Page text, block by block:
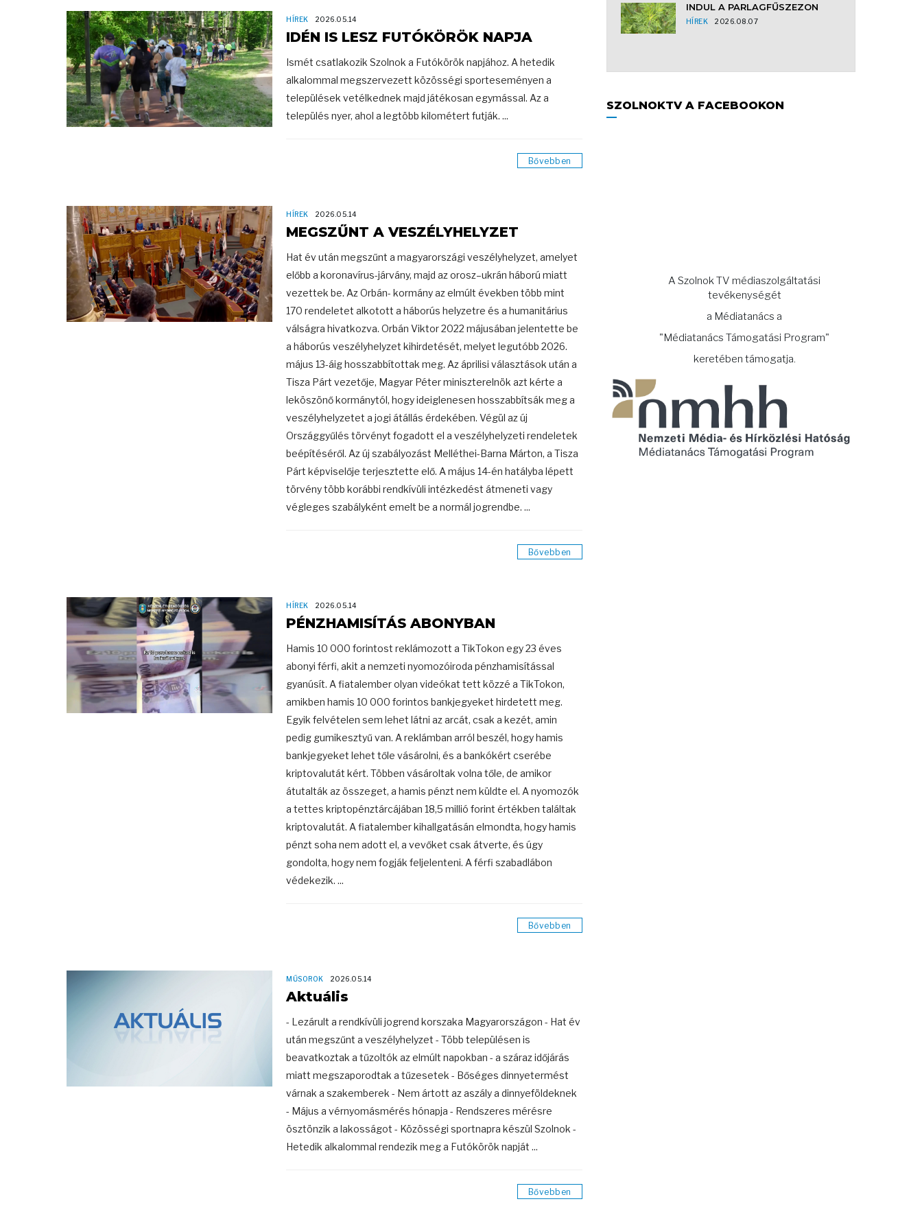
HÍREK 2026.05.14
IDÉN IS LESZ FUTÓKÖRÖK NAPJA
Ismét csatlakozik Szolnok a Futókörök napjához. A hetedik
alkalommal megszervezett közösségi sporteseményen a
települések vetélkednek majd játékosan egymással. Az a
település nyer, ahol a legtöbb kilométert futják. ...
Bővebben
HÍREK 2026.05.14
MEGSZŰNT A VESZÉLYHELYZET
Hat év után megszűnt a magyarországi veszélyhelyzet, amelyet
előbb a koronavírus-járvány, majd az orosz–ukrán háború miatt
vezettek be. Az Orbán- kormány az elmúlt években több mint
170 rendeletet alkotott a háborús helyzetre és a humanitárius
válságra hivatkozva. Orbán Viktor 2022 májusában jelentette be
a háborús veszélyhelyzet kihirdetését, melyet legutóbb 2026.
május 13-áig hosszabbítottak meg. Az áprilisi választások után a
Tisza Párt vezetője, Magyar Péter miniszterelnök azt kérte a
leköszönő kormánytól, hogy ideiglenesen hosszabbítsák meg a
veszélyhelyzetet a jogi átállás érdekében. Végül az új
Országgyűlés törvényt fogadott el a veszélyhelyzeti rendeletek
beépítéséről. Az új szabályozást Melléthei-Barna Márton, a Tisza
Párt képviselője terjesztette elő. A május 14-én hatályba lépett
törvény több korábbi rendkívüli intézkedést átmeneti vagy
végleges szabályként emelt be a normál jogrendbe. ...
Bővebben
HÍREK 2026.05.14
PÉNZHAMISÍTÁS ABONYBAN
Hamis 10 000 forintost reklámozott a TikTokon egy 23 éves
abonyi férfi, akit a nemzeti nyomozóiroda pénzhamisítással
gyanúsít. A fiatalember olyan videókat tett közzé a TikTokon,
amikben hamis 10 000 forintos bankjegyeket hirdetett meg.
Egyik felvételen sem lehet látni az arcát, csak a kezét, amin
pedig gumikesztyű van. A reklámban arról beszél, hogy hamis
bankjegyeket lehet tőle vásárolni, és a bankókért cserébe
kriptovalutát kért. Többen vásároltak volna tőle, de amikor
átutalták az összeget, a hamis pénzt nem küldte el. A nyomozók
a tettes kriptopénztárcájában 18,5 millió forint értékben találtak
kriptovalutát. A fiatalember kihallgatásán elmondta, hogy hamis
pénzt soha nem adott el, a vevőket csak átverte, és úgy
gondolta, hogy nem fogják feljelenteni. A férfi szabadlábon
védekezik. ...
Bővebben
MŰSOROK 2026.05.14
Aktuális
- Lezárult a rendkívüli jogrend korszaka Magyarországon - Hat év
után megszűnt a veszélyhelyzet - Több településen is
beavatkoztak a tűzoltók az elmúlt napokban - a száraz időjárás
miatt megszaporodtak a tűzesetek - Bőséges dinnyetermést
várnak a szakemberek - Nem ártott az aszály a dinnyeföldeknek
- Május a vérnyomásmérés hónapja - Rendszeres mérésre
ösztönzik a lakosságot - Közösségi sportnapra készül Szolnok -
Hetedik alkalommal rendezik meg a Futókörök napját ...
Bővebben
INDUL A PARLAGFŰSZEZON
HÍREK 2026.08.07
SZOLNOKTV A FACEBOOKON
A Szolnok TV médiaszolgáltatási
tevékenységét
a Médiatanács a
"Médiatanács Támogatási Program"
keretében támogatja.